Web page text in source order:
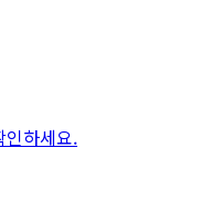
인하세요.